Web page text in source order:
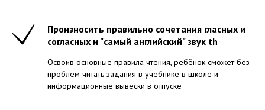
Произносить правильно сочетания гласных и
согласных и "самый английский" звук th
Освоив основные правила чтения, ребёнок сможет без
проблем читать задания в учебнике в школе и
информационные вывески в отпуске